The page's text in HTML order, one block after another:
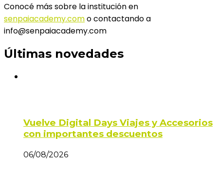
Conocé más sobre la institución en
senpaiacademy.como contactando a
info@senpaiacademy.com
Últimas novedades
Vuelve Digital Days Viajes y Accesorios
con importantes descuentos
06/08/2026